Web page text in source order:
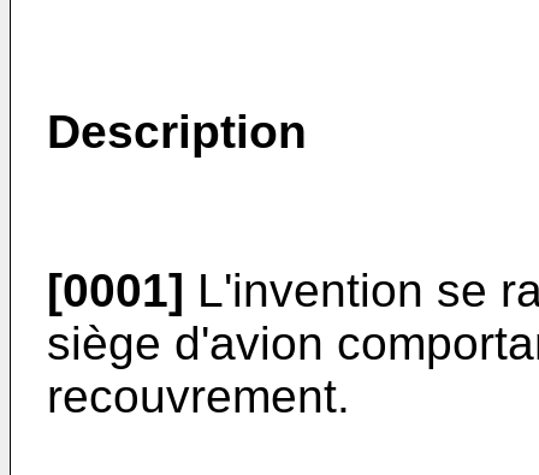
Description
[0001] L'invention se
siège d'avion
recouvrement.